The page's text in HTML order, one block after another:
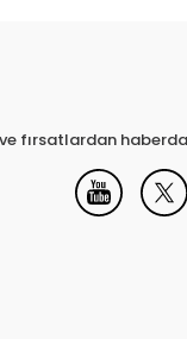
fırsatlardan